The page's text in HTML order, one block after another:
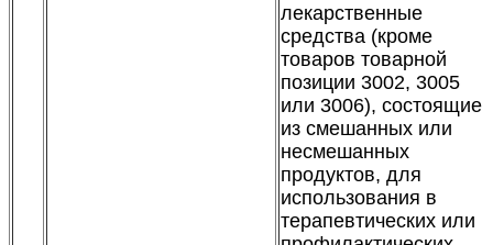
лекарственные
средства (кроме
товаров товарной
позиции 3002, 3005
или 3006), состоящие
из смешанных или
несмешанных
продуктов, для
использования в
терапевтических или